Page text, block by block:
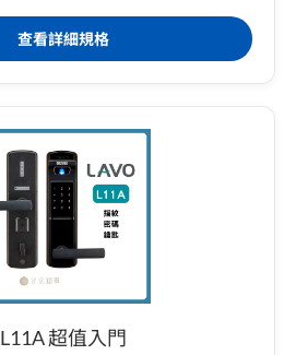
查看詳細規格
L11A 超值入門